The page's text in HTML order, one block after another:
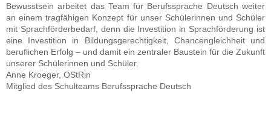
Bewusstsein arbeitet das Team für Berufssprache Deutsch weiter
an einem tragfähigen Konzept für unser Schülerinnen und Schüler
mit Sprachförderbedarf, denn die Investition in Sprachförderung ist
eine Investition in Bildungsgerechtigkeit, Chancengleichheit und
beruflichen Erfolg – und damit ein zentraler Baustein für die Zukunft
unserer Schülerinnen und Schüler.
Anne Kroeger, OStRin
Mitglied des Schulteams Berufssprache Deutsch